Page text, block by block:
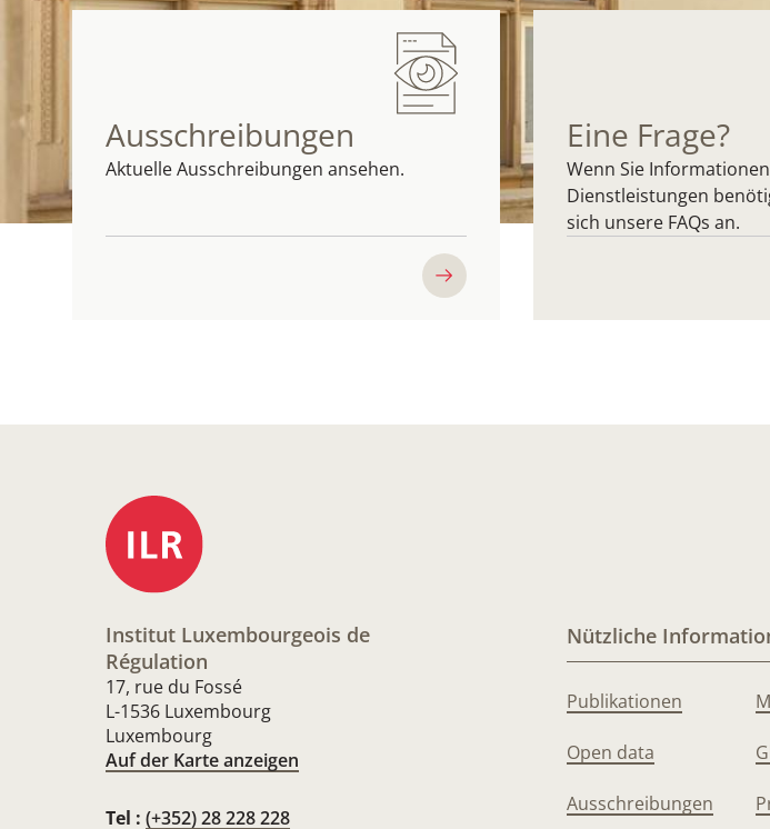
Ausschreibungen
Aktuelle Ausschreibungen ansehen.
Eine Frage?
Wenn Sie
Dienstleistungen
sich unsere FAQs an.
Institut Luxembourgeois de
Régulation
17, rue du Fossé
L-1536 Luxembourg
Luxembourg
Auf der Karte anzeigen
Tel : (+352) 28 228 228
Nützliche
Publikationen
Open data
Ausschreibungen